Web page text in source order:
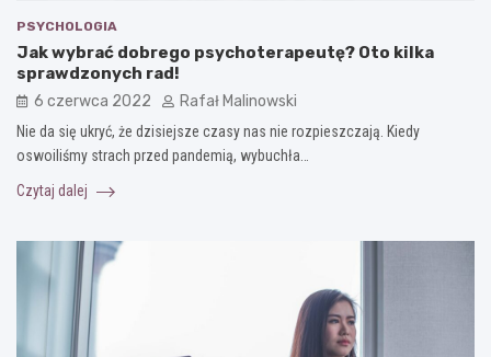
PSYCHOLOGIA
Jak wybrać dobrego psychoterapeutę? Oto kilka
sprawdzonych rad!
6 czerwca 2022 Rafał Malinowski
Nie da się ukryć, że dzisiejsze czasy nas nie rozpieszczają. Kiedy
oswoiliśmy strach przed pandemią, wybuchła…
Czytaj dalej